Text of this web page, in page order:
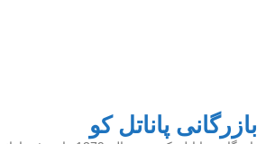
بازرگانی پاناتل کو